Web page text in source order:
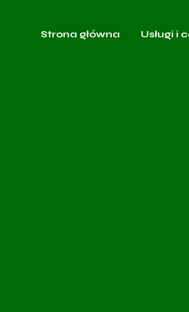
Strona główna Usługi i